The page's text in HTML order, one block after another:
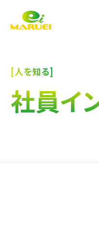
[人を知る]
社員イ